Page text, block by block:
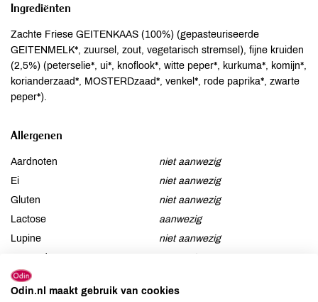
Ingrediënten
Zachte Friese GEITENKAAS (100%) (gepasteuriseerde
GEITENMELK*, zuursel, zout, vegetarisch stremsel), fijne kruiden
(2,5%) (peterselie*, ui*, knoflook*, witte peper*, kurkuma*, komijn*,
korianderzaad*, MOSTERDzaad*, venkel*, rode paprika*, zwarte
peper*).
Allergenen
Aardnoten
niet aanwezig
Ei
niet aanwezig
Gluten
niet aanwezig
Lactose
aanwezig
Lupine
niet aanwezig
Noten
Schaaldieren
niet aanwezig
Odin.nl maakt gebruik van cookies